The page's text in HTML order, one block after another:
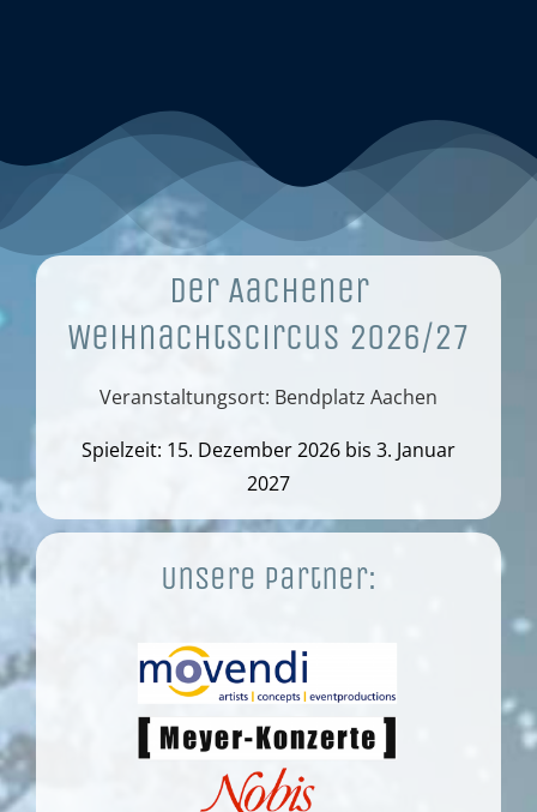
Der Aachener
Weihnachtscircus 2026/27
Veranstaltungsort: Bendplatz Aachen
Spielzeit: 15. Dezember 2026 bis 3. Januar
2027
Unsere Partner: